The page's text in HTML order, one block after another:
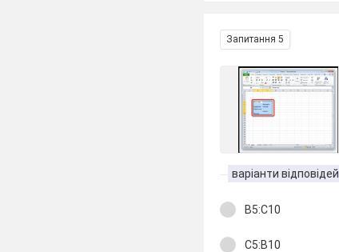
Запитання 5
варіанти відповідей
В5:С10
С5:В10